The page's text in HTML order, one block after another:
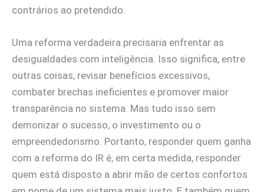
contrários ao pretendido.
Uma reforma verdadeira precisaria enfrentar as
desigualdades com inteligência. Isso significa, entre
outras coisas, revisar benefícios excessivos,
combater brechas ineficientes e promover maior
transparência no sistema. Mas tudo isso sem
demonizar o sucesso, o investimento ou o
empreendedorismo. Portanto, responder quem ganha
com a reforma do IR é, em certa medida, responder
quem está disposto a abrir mão de certos confortos